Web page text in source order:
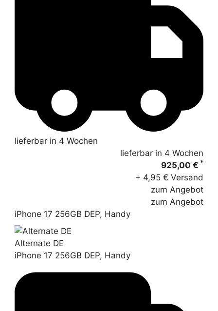
lieferbar in 4 Wochen
lieferbar in 4 Wochen
925,00 € *
+ 4,95 € Versand
zum Angebot
zum Angebot
iPhone 17 256GB DEP, Handy
Alternate DE
iPhone 17 256GB DEP, Handy